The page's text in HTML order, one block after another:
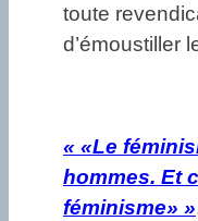
toute
d’émoustiller
« «Le
hommes. Et
féminisme» »